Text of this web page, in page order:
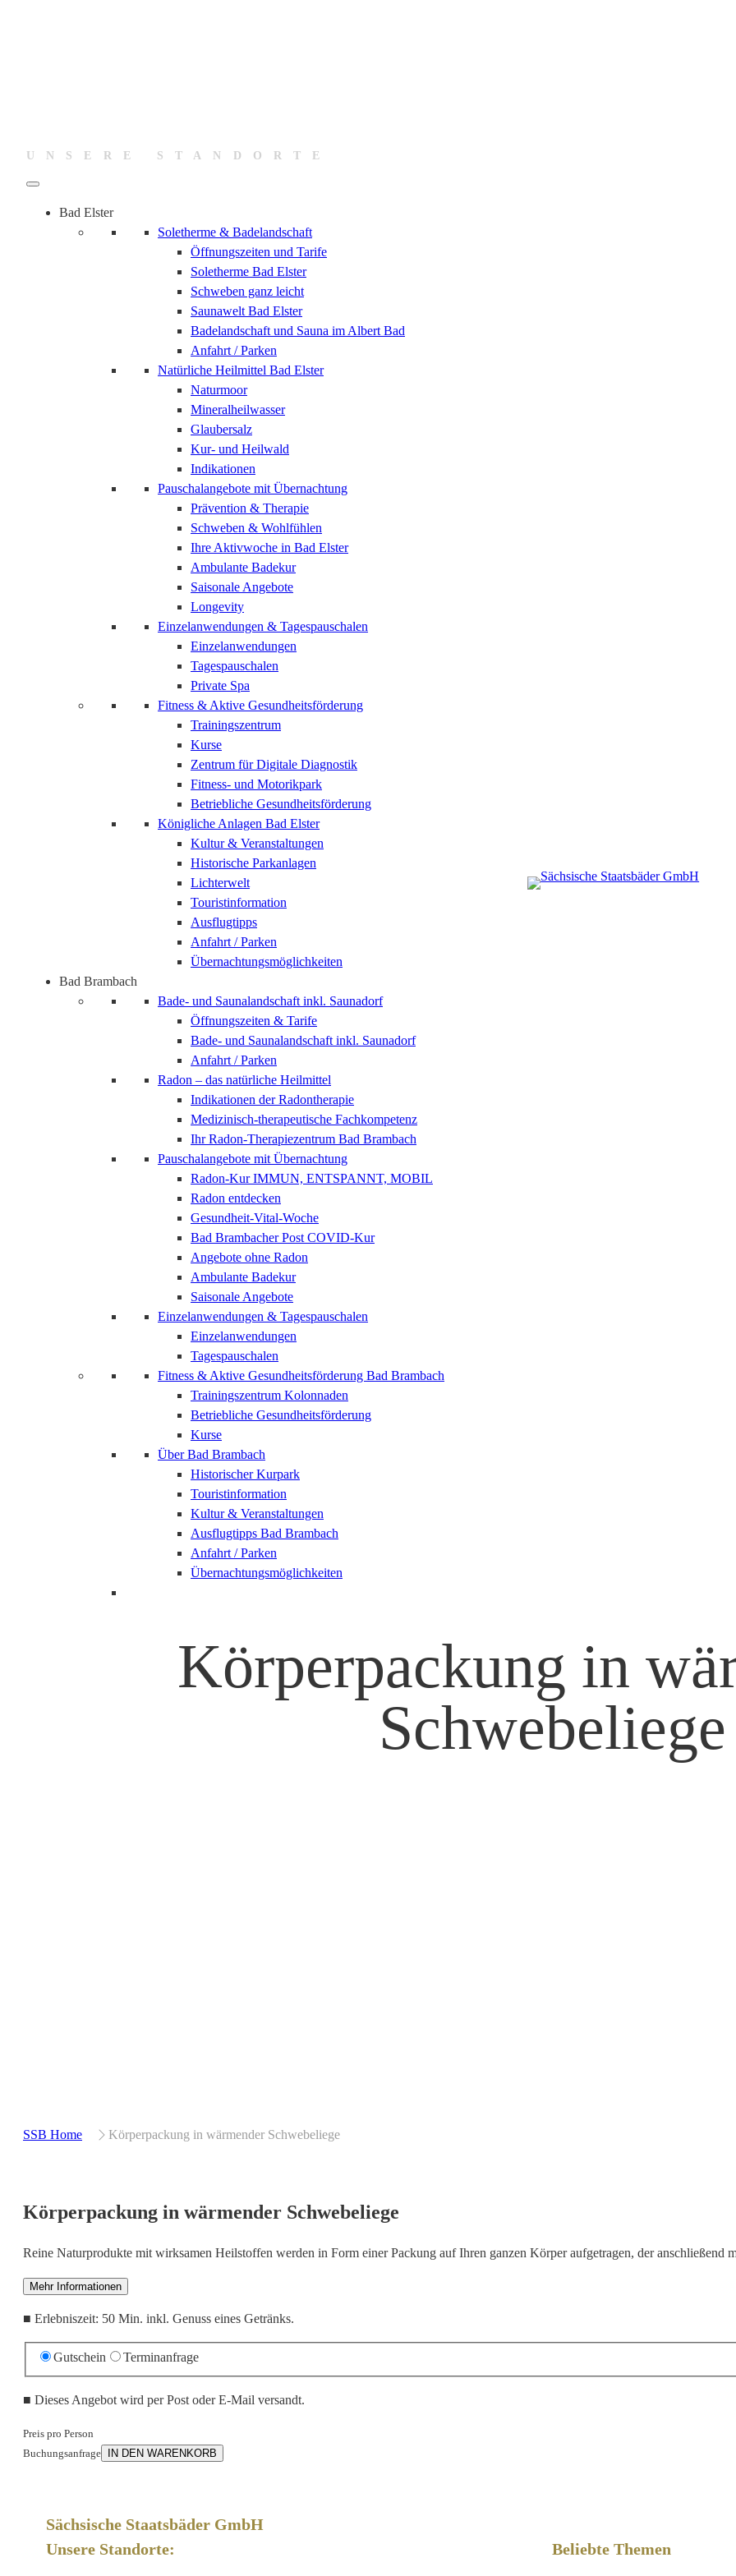
UNSERE STANDORTE
Bad Elster
Soletherme & Badelandschaft
Öffnungszeiten und Tarife
Soletherme Bad Elster
Schweben ganz leicht
Saunawelt Bad Elster
Badelandschaft und Sauna im Albert Bad
Anfahrt / Parken
Natürliche Heilmittel Bad Elster
Naturmoor
Mineralheilwasser
Glaubersalz
Kur- und Heilwald
Indikationen
Pauschalangebote mit Übernachtung
Prävention & Therapie
Schweben & Wohlfühlen
Ihre Aktivwoche in Bad Elster
Ambulante Badekur
Saisonale Angebote
Longevity
Einzelanwendungen & Tagespauschalen
Einzelanwendungen
Tagespauschalen
Private Spa
Fitness & Aktive Gesundheitsförderung
Trainingszentrum
Kurse
Zentrum für Digitale Diagnostik
Fitness- und Motorikpark
Betriebliche Gesundheitsförderung
Königliche Anlagen Bad Elster
Kultur & Veranstaltungen
Historische Parkanlagen
Lichterwelt
Touristinformation
Ausflugtipps
Anfahrt / Parken
Übernachtungsmöglichkeiten
Bad Brambach
Bade- und Saunalandschaft inkl. Saunadorf
Öffnungszeiten & Tarife
Bade- und Saunalandschaft inkl. Saunadorf
Anfahrt / Parken
Radon – das natürliche Heilmittel
Indikationen der Radontherapie
Medizinisch-therapeutische Fachkompetenz
Ihr Radon-Therapiezentrum Bad Brambach
Pauschalangebote mit Übernachtung
Radon-Kur IMMUN, ENTSPANNT, MOBIL
Radon entdecken
Gesundheit-Vital-Woche
Bad Brambacher Post COVID-Kur
Angebote ohne Radon
Ambulante Badekur
Saisonale Angebote
Einzelanwendungen & Tagespauschalen
Einzelanwendungen
Tagespauschalen
Fitness & Aktive Gesundheitsförderung Bad Brambach
Trainingszentrum Kolonnaden
Betriebliche Gesundheitsförderung
Kurse
Über Bad Brambach
Historischer Kurpark
Touristinformation
Kultur & Veranstaltungen
Ausflugtipps Bad Brambach
Anfahrt / Parken
Übernachtungsmöglichkeiten
Körperpackung in
Schwebeliege
SSB Home Körperpackung in wärmender Schwebeliege
Körperpackung in wärmender Schwebeliege
Reine Naturprodukte mit wirksamen Heilstoffen werden in Form einer Packung auf Ihren ganzen Körper aufgetragen, der anschließend
Mehr Informationen
■ Erlebniszeit: 50 Min. inkl. Genuss eines Getränks.
Gutschein Terminanfrage
■ Dieses Angebot wird per Post oder E-Mail versandt.
Preis pro Person
Buchungsanfrage
IN DEN WARENKORB
Sächsische Staatsbäder GmbH
Unsere Standorte:
Beliebte Themen